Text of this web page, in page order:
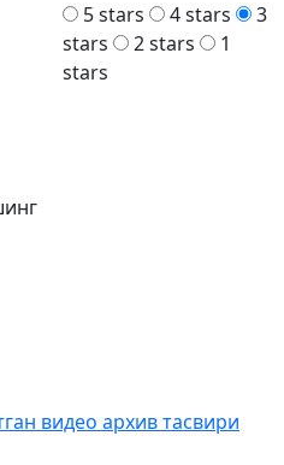
5 stars
4 stars
3
stars
2 stars
1
stars
видео архив тасвири